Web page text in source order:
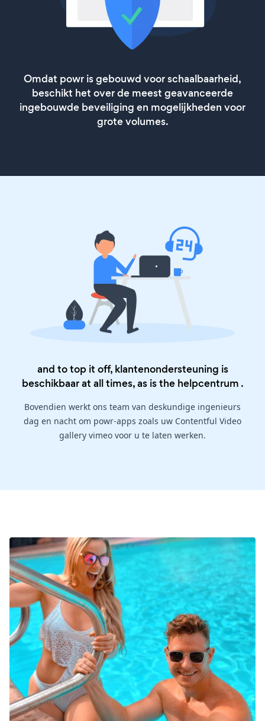
Omdat powr is gebouwd voor schaalbaarheid,
beschikt het over de meest geavanceerde
ingebouwde beveiliging en mogelijkheden voor
grote volumes.
and to top it off, klantenondersteuning is
beschikbaar at all times, as is the helpcentrum .
Bovendien werkt ons team van deskundige ingenieurs
dag en nacht om powr-apps zoals uw Contentful Video
gallery vimeo voor u te laten werken.